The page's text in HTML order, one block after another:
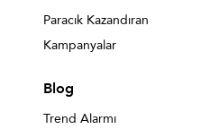
Paracık Kazandıran
Kampanyalar
Blog
Trend Alarmı